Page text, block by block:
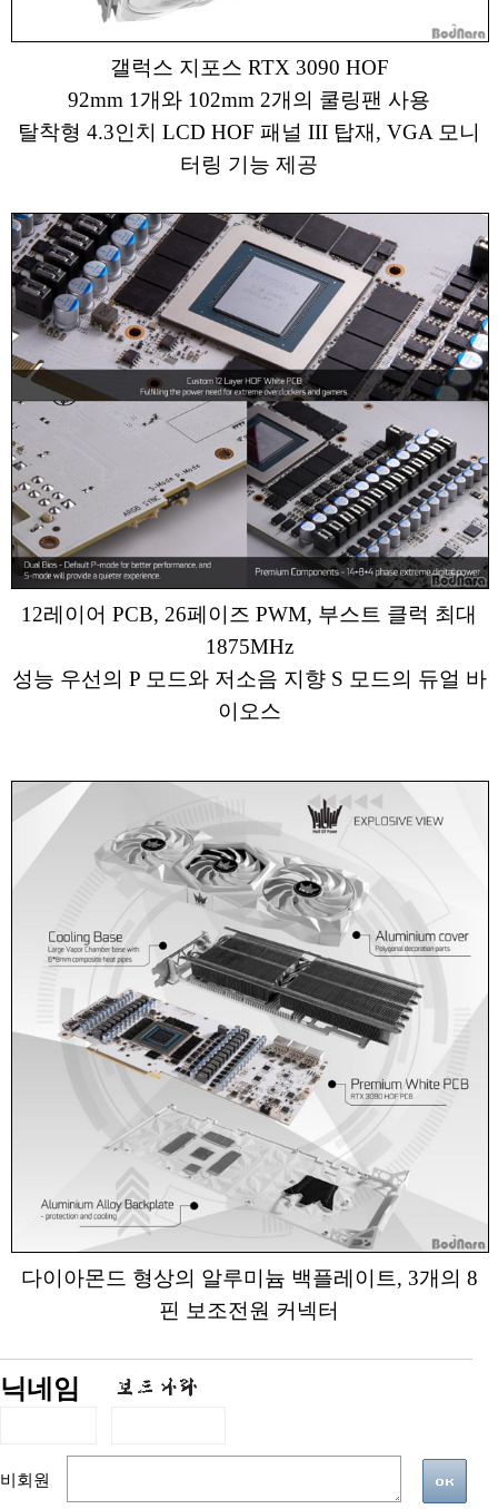
갤럭스 지포스 RTX 3090 HOF
92mm 1개와 102mm 2개의 쿨링팬 사용
탈착형 4.3인치 LCD HOF 패널 III 탑재, VGA 모니
터링 기능 제공
12레이어 PCB, 26페이즈 PWM, 부스트 클럭 최대
1875MHz
성능 우선의 P 모드와 저소음 지향 S 모드의 듀얼 바
이오스
다이아몬드 형상의 알루미늄 백플레이트, 3개의 8
핀 보조전원 커넥터
닉네임
비회원